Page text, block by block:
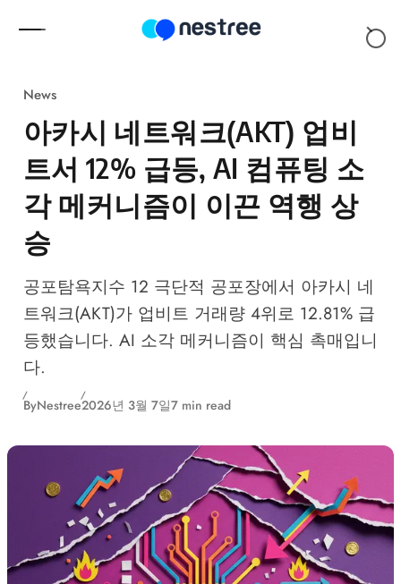
News
아카시 네트워크(AKT) 업비
트서 12% 급등, AI 컴퓨팅 소
각 메커니즘이 이끈 역행 상
승
공포탐욕지수 12 극단적 공포장에서 아카시 네
트워크(AKT)가 업비트 거래량 4위로 12.81% 급
등했습니다. AI 소각 메커니즘이 핵심 촉매입니
다.
ByNestree2026년 3월 7일7 min read